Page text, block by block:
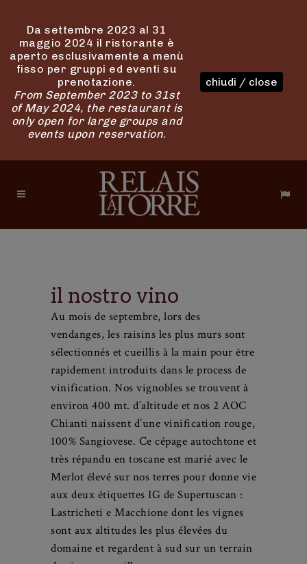
il nostro vino
Au mois de septembre, lors des
vendanges, les raisins les plus murs sont
sélectionnés et cueillis à la main pour être
rapidement introduits dans le process de
vinification. Nos vignobles se trouvent à
environ 400 mt. d’altitude et nos 2 AOC
Chianti naissent d’une vinification rouge,
100% Sangiovese. Ce cépage autochtone et
très répandu en toscane est marié avec le
Merlot élevé sur nos terres pour donne vie
aux deux étiquettes IG de Supertuscan :
Lastricheti e Macchione dont les vignes
sont aux altitudes les plus élevées du
domaine et regardent à sud sur un terrain
Da settembre 2023 al 31
maggio 2024 il ristorante è
aperto esclusivamente a menù
fisso per gruppi ed eventi su
prenotazione.
From September 2023 to 31st
of May 2024, the restaurant is
only open for large groups and
events upon reservation.
chiudi / close